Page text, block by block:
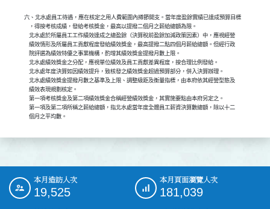
六、北水處員工待遇，應在核定之用人費範圍內撙節開支。當年度盈餘實績已達成預算目標
    ，得按考核成績，發給考核獎金，最高以提撥二個月之薪給總額為限。
    北水處於所屬員工工作績效達成之總盈餘（決算稅前盈餘加減政策因素）中，應視經營
    績效情形及所屬員工貢獻程度發給績效獎金，最高提撥二點四個月薪給總額。但經行政
    院評選為績效特優之事業機構，酌增其績效獎金提撥月數上限。
    北水處績效獎金之分配，應視單位績效及員工貢獻差異程度，按合理比例發給。
    北水處年度決算如因績效提升，致核發之績效獎金超過預算部分，併入決算辦理。
    北水處績效獎金提撥月數之基準及上限、調整級距及衡量指標，由本府依其經營型態及
    績效表現規劃核定。
    第一項考核獎金及第二項績效獎金合稱經營績效獎金，其實施要點由本府另定之。
    第一項及第二項所稱之薪給總額，指北水處當年度全體員工薪資決算數總額，除以十二
::: 本月造訪人次
19,525
本月頁面瀏覽人次
181,039